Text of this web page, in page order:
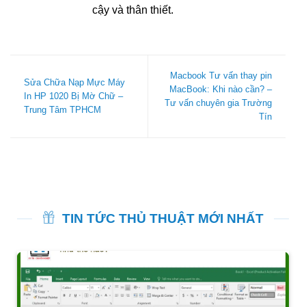
cậy và thân thiết.
Sửa Chữa Nạp Mực Máy
In HP 1020 Bị Mờ Chữ –
Trung Tâm TPHCM
Macbook Tư vấn thay pin
MacBook: Khi nào cần? –
Tư vấn chuyên gia Trường
Tín
TIN TỨC THỦ THUẬT MỚI NHẤT